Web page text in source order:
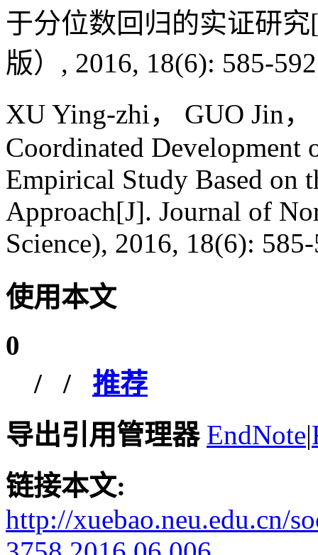
于分位数回归的实证研
版）, 2016, 18(6): 585-
XU Ying-zhi， GUO Jin
Coordinated Development
Empirical Study Based on
Approach[J]. Journal of
Science), 2016, 18(6):
使用本文
0
/ / 推荐
导出引用管理器 EndNote|
链接本文:
http://xuebao.neu.edu.cn/